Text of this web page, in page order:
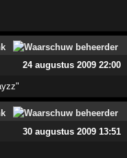
24 augustus 2009 22:00
30 augustus 2009 13:51